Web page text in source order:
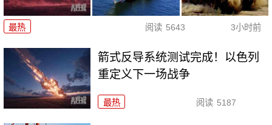
最热 阅读 5643 3小时前
箭式反导系统测试完成！以色列
重定义下一场战争
最热 阅读 5187